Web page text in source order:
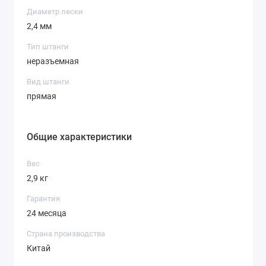
тяжелой бензокосе!
Общие характеристики
Вес
2,9 кг
Гарантия
24 месяца
Страна производства
Китай
Диаметр лески
2,4 мм
Тип штанги
неразъемная
Вид штанги
прямая